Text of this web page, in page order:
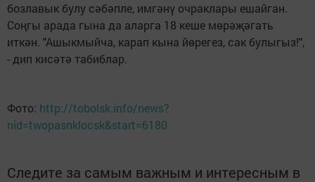
бозлавык булу сәбәпле, имгәнү очраклары ешайган.
Соңгы арада гына да аларга 18 кеше мөрәҗәгать
иткән. "Ашыкмыйча, карап кына йөрегез, сак булыгыз!",
- дип кисәтә табиблар.
Фото: http://tobolsk.info/news?
nid=twopasnklocsk&start=6180
Следите за самым важным и интересным в